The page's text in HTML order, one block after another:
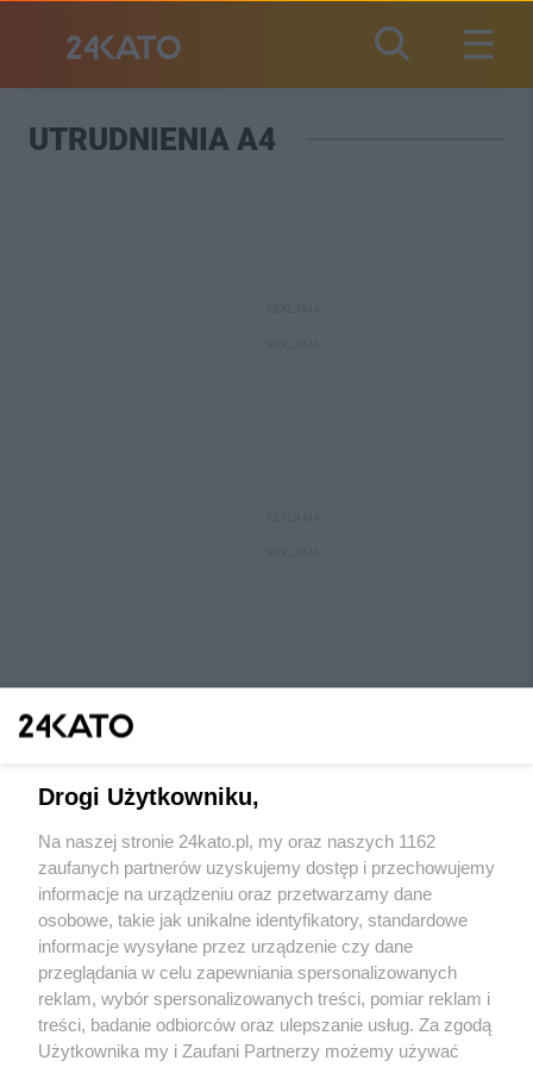
UTRUDNIENIA A4
Wydawca mediów lokalnych
Nie zapomnij
zapoznać się z:
polityką prywatności regulamin korzystania z portali
Twojemiasto Skontaktuj sięz nami
Drogi Użytkowniku,
Na naszej stronie 24kato.pl, my oraz naszych 1162
zaufanych partnerów uzyskujemy dostęp i przechowujemy
informacje na urządzeniu oraz przetwarzamy dane
osobowe, takie jak unikalne identyfikatory, standardowe
informacje wysyłane przez urządzenie czy dane
przeglądania w celu zapewniania spersonalizowanych
reklam, wybór spersonalizowanych treści, pomiar reklam i
treści, badanie odbiorców oraz ulepszanie usług. Za zgodą
Użytkownika my i Zaufani Partnerzy możemy używać